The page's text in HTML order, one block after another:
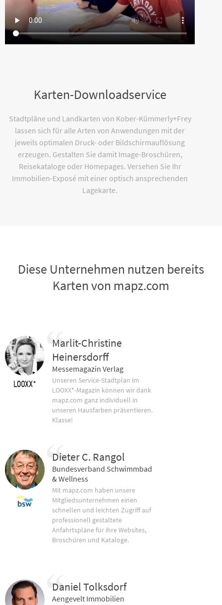
Karten-Downloadservice
Stadtpläne und Landkarten von Kober-Kümmerly+Frey
lassen sich für alle Arten von Anwendungen mit der
jeweils optimalen Druck- oder Bildschirmauflösung
erzeugen. Gestalten Sie damit Image-Broschüren,
Reisekataloge oder Homepages. Versehen Sie Ihr
Immobilien-Exposé mit einer optisch ansprechenden
Lagekarte.
Diese Unternehmen nutzen bereits
Karten von mapz.com
Marlit-Christine
Heinersdorff
Messemagazin Verlag
Unseren Service-Stadtplan im
LOOXX*-Magazin können wir dank
mapz.com ganz individuell in
unseren Hausfarben präsentieren.
Klasse!
Dieter C. Rangol
Bundesverband Schwimmbad
& Wellness
Mit mapz.com haben unsere
Mitgliedsunternehmen einen
schnellen und leichten Zugriff auf
professionell gestaltete
Anfahrtspläne für ihre Websites,
Broschüren und Kataloge.
Daniel Tolksdorf
Aengevelt Immobilien